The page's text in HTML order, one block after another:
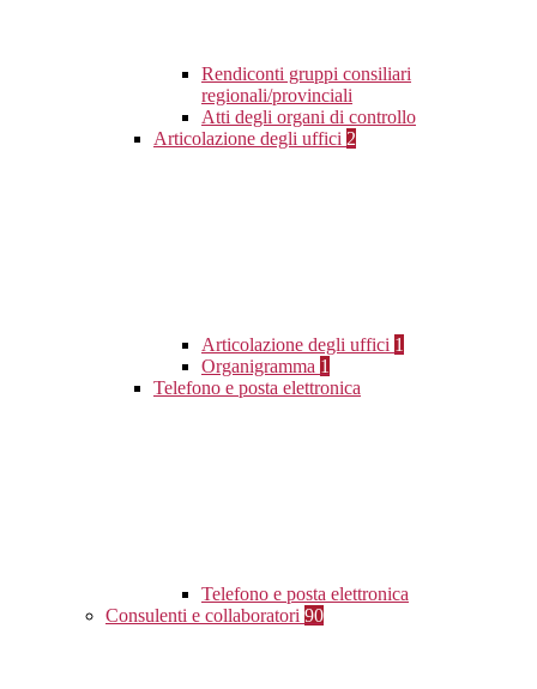
Rendiconti gruppi consiliari
regionali/provinciali
Atti degli organi di controllo
Articolazione degli uffici 2
Articolazione degli uffici 1
Organigramma 1
Telefono e posta elettronica
Telefono e posta elettronica
Consulenti e collaboratori 90